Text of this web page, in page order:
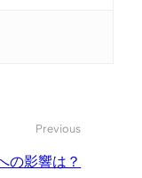
Previous
の影響は？